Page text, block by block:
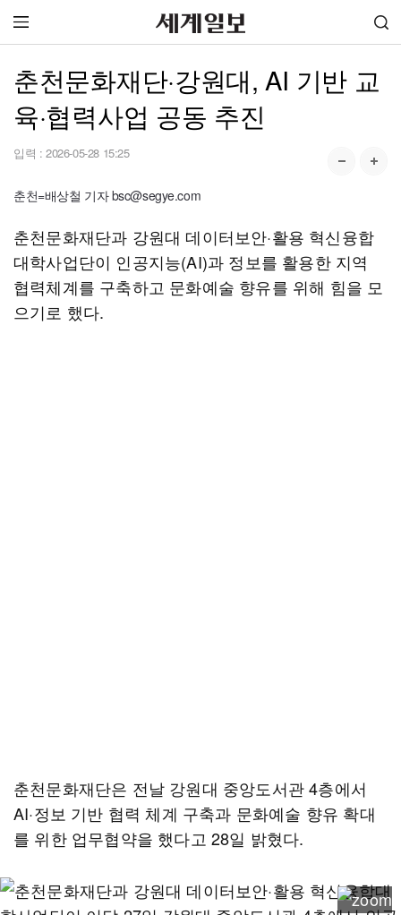
춘천문화재단·강원대, AI 기반 교
육·협력사업 공동 추진
입력 : 2026-05-28 15:25
춘천=배상철 기자 bsc@segye.com
춘천문화재단과 강원대 데이터보안·활용 혁신융합
대학사업단이 인공지능(AI)과 정보를 활용한 지역
협력체계를 구축하고 문화예술 향유를 위해 힘을 모
으기로 했다.
춘천문화재단은 전날 강원대 중앙도서관 4층에서
AI·정보 기반 협력 체계 구축과 문화예술 향유 확대
를 위한 업무협약을 했다고 28일 밝혔다.